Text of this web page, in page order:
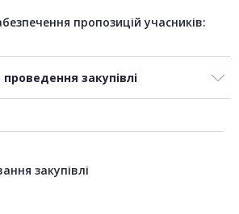
пропозицій учасників:
закупівлі
закупівлі